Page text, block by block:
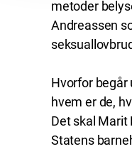
metoder
Andreassen
Hvorfor begår
hvem er de,
Det skal Marit
Statens